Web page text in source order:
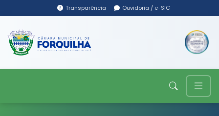
Transparência Ouvidoria / e-SIC